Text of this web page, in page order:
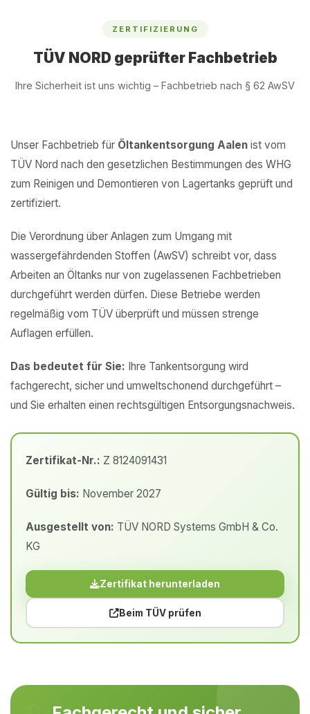
ZERTIFIZIERUNG
TÜV NORD geprüfter Fachbetrieb
Ihre Sicherheit ist uns wichtig – Fachbetrieb nach § 62 AwSV
Unser Fachbetrieb für Öltankentsorgung Aalen ist vom
TÜV Nord nach den gesetzlichen Bestimmungen des WHG
zum Reinigen und Demontieren von Lagertanks geprüft und
zertifiziert.
Die Verordnung über Anlagen zum Umgang mit
wassergefährdenden Stoffen (AwSV) schreibt vor, dass
Arbeiten an Öltanks nur von zugelassenen Fachbetrieben
durchgeführt werden dürfen. Diese Betriebe werden
regelmäßig vom TÜV überprüft und müssen strenge
Auflagen erfüllen.
Das bedeutet für Sie: Ihre Tankentsorgung wird
fachgerecht, sicher und umweltschonend durchgeführt –
und Sie erhalten einen rechtsgültigen Entsorgungsnachweis.
Zertifikat-Nr.: Z 8124091431
Gültig bis: November 2027
Ausgestellt von: TÜV NORD Systems GmbH & Co.
KG
Zertifikat herunterladen
Beim TÜV prüfen